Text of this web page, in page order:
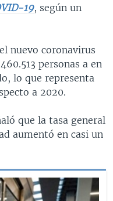
19, según un
nuevo coronavirus
personas a en
lo que representa
a 2020.
que la tasa general
aumentó en casi un